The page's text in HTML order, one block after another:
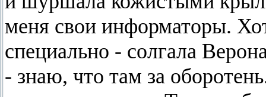
меня свои информаторы.
специально - солгала
- знаю, что там за